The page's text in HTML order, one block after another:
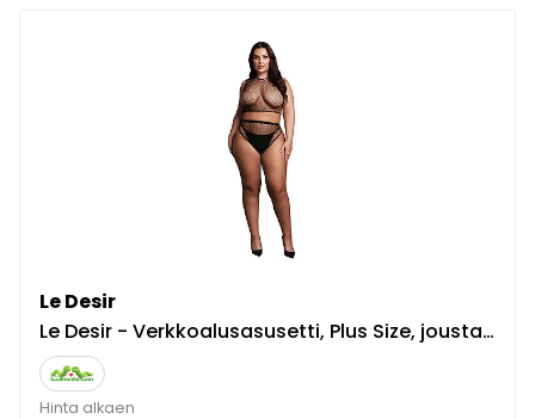
Le Desir
Le Desir - Verkkoalusasusetti, Plus Size, joustava, seksikäs, kaksiosainen, musta
Hinta alkaen